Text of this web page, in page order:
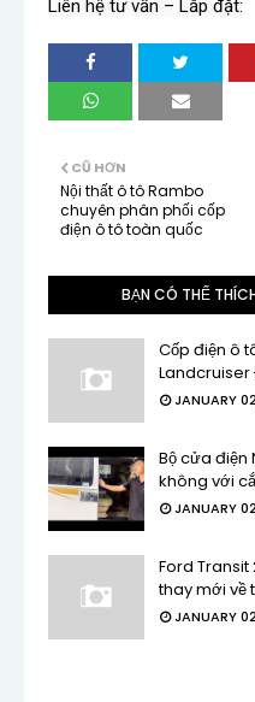
Liên hệ tư vấn – Lắp đặt:
CŨ HƠN
Nội thất ô tô Rambo
chuyên phân phối cốp
điện ô tô toàn quốc
BẠN CÓ THỂ
Cốp điện ô
Landcruiser
JANUARY
Bộ cửa điện
không với
JANUARY
Ford Transit
thay mới về
JANUARY